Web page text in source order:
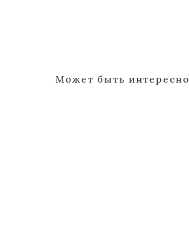
Может быть интересно